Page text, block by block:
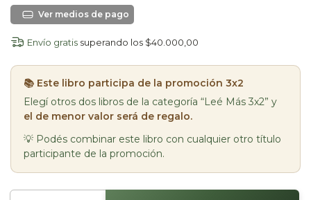
Ver más detalles
Envío gratis superando los $40.000,00
📚 Este libro participa de la promoción 3x2
Elegí otros dos libros de la categoría “Leé Más 3x2” y
el de menor valor será de regalo.
💡 Podés combinar este libro con cualquier otro título
participante de la promoción.